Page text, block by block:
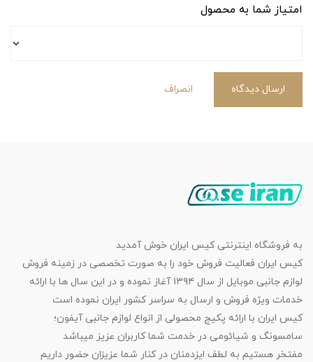
امتیاز شما به محصول
ارسال دیدگاه انصراف
به فروشگاه اینترنتی کیس ایران خوش آمدید
کیس ایران فعالیت فروش خود را به صورت تخصصی در زمینه فروش
لوازم جانبی موبایل از سال ۱۳۹۴ آغاز نموده و در این سال ها با ارائه
خدمات ویژه فروش و ارسال به سراسر کشور ایران نموده است
کیس ایران با ارائه پکیج محصولی از انواع لوازم جانبی آیفون؛
سامسونگ و شیائومی در خدمت شما کاربران عزیز میباشد
مفتخر هستیم به لطف ایزدمنان در کنار شما عزیزان حضور داریم